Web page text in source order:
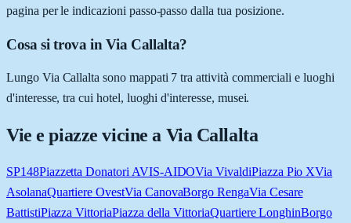
pagina per le indicazioni passo-passo dalla tua posizione.
Cosa si trova in Via Callalta?
Lungo Via Callalta sono mappati 7 tra attività commerciali e luoghi
d'interesse, tra cui hotel, luoghi d'interesse, musei.
Vie e piazze vicine a Via Callalta
SP148Piazzetta Donatori AVIS-AIDOVia VivaldiPiazza Pio XVia
AsolanaQuartiere OvestVia CanovaBorgo RengaVia Cesare
BattistiPiazza VittoriaPiazza della VittoriaQuartiere LonghinBorgo